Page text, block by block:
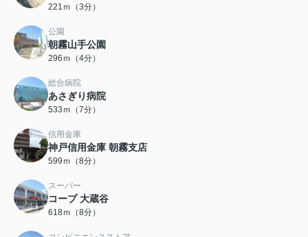
221ｍ（3分）
公園
朝霧山手公園
296ｍ（4分）
総合病院
あさぎり病院
533ｍ（7分）
信用金庫
神戸信用金庫 朝霧支店
599ｍ（8分）
スーパー
コープ 大蔵谷
618ｍ（8分）